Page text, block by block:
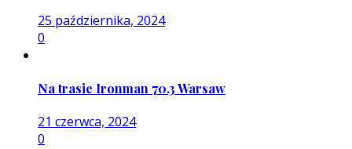
25 października, 2024
0
Na trasie Ironman 70.3 Warsaw
21 czerwca, 2024
0